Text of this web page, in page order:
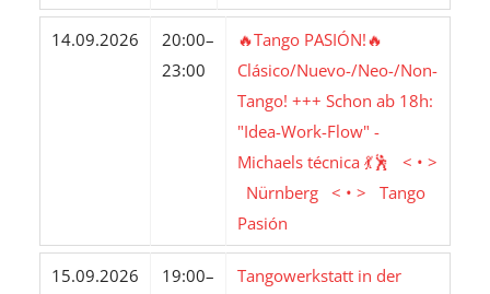
14.09.2026
20:00–
23:00
🔥Tango PASIÓN!🔥
Clásico/Nuevo-/Neo-/Non-
Tango! +++ Schon ab 18h:
"Idea-Work-Flow" -
Michaels técnica 💃🕺 < • >
Nürnberg < • > Tango
Pasión
15.09.2026
19:00–
Tangowerkstatt in der